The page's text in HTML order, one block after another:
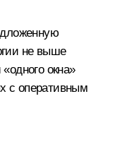
не выше
окна»
с оперативным